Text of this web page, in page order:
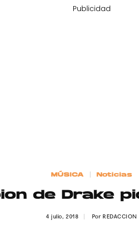
Publicidad
MÚSICA Noticias
de Drake
4 julio, 2018 Por REDACCION